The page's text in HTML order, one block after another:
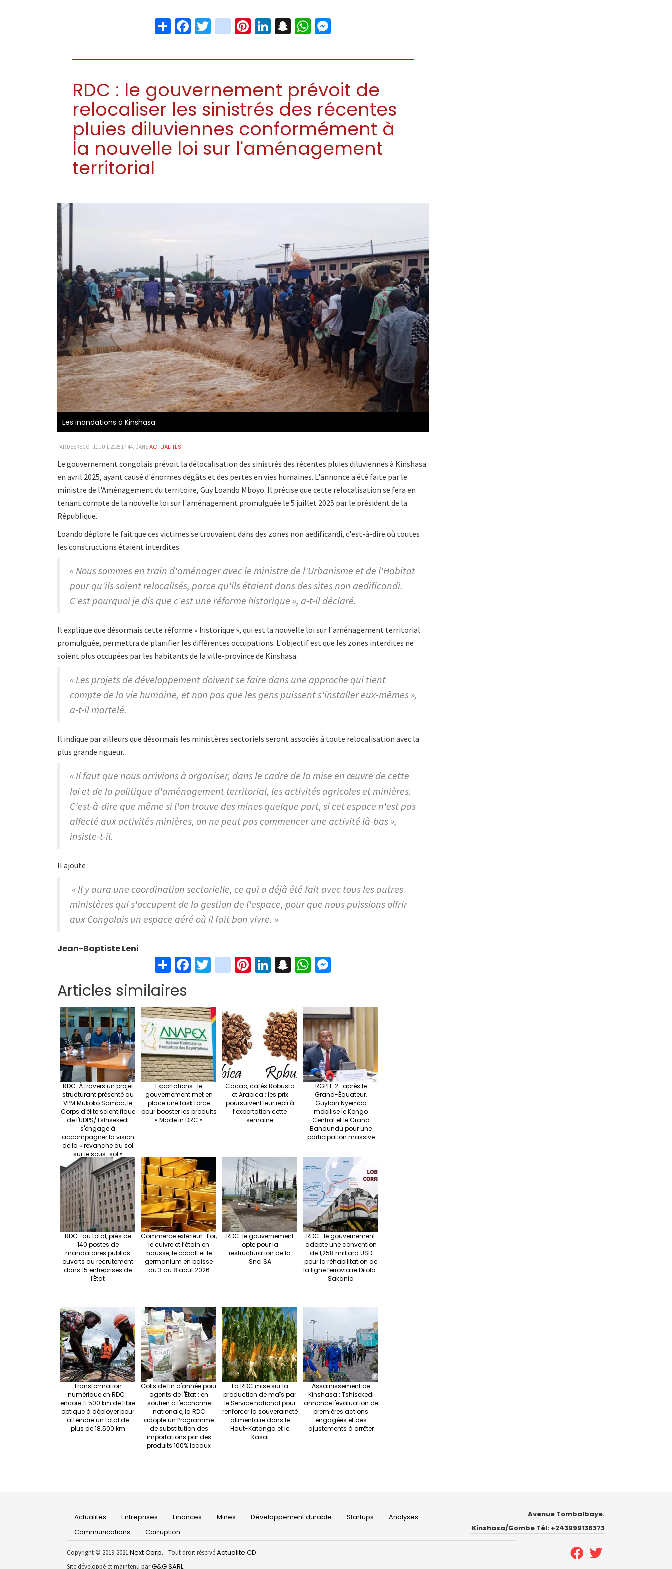
ShareFacebook
Twitter
instagram
Pinterest
LinkedIn
Snapchat
WhatsApp
RDC : le gouvernement prévoit de
relocaliser les sinistrés des récentes
pluies diluviennes conformément à
la nouvelle loi sur l'aménagement
territorial
Les inondations à Kinshasa
PAR DESKECO - 11 JUIL 2025 17:44, DANSACTUALITÉS
Le gouvernement congolais prévoit la délocalisation des sinistrés des récentes pluies diluviennes à Kinshasa
en avril 2025, ayant causé d'énormes dégâts et des pertes en vies humaines. L'annonce a été faite par le
ministre de l'Aménagement du territoire, Guy Loando Mboyo. Il précise que cette relocalisation se fera en
tenant compte de la nouvelle loi sur l'aménagement promulguée le 5 juillet 2025 par le président de la
République.
Loando déplore le fait que ces victimes se trouvaient dans des zones non aedificandi, c'est-à-dire où toutes
les constructions étaient interdites.
« Nous sommes en train d'aménager avec le ministre de l'Urbanisme et de l'Habitat
pour qu'ils soient relocalisés, parce qu'ils étaient dans des sites non aedificandi.
C'est pourquoi je dis que c'est une réforme historique », a-t-il déclaré.
Il explique que désormais cette réforme « historique », qui est la nouvelle loi sur l'aménagement territorial
promulguée, permettra de planifier les différentes occupations. L'objectif est que les zones interdites ne
soient plus occupées par les habitants de la ville-province de Kinshasa.
« Les projets de développement doivent se faire dans une approche qui tient
compte de la vie humaine, et non pas que les gens puissent s'installer eux-mêmes »,
a-t-il martelé.
Il indique par ailleurs que désormais les ministères sectoriels seront associés à toute relocalisation avec la
plus grande rigueur.
« Il faut que nous arrivions à organiser, dans le cadre de la mise en œuvre de cette
loi et de la politique d'aménagement territorial, les activités agricoles et minières.
C'est-à-dire que même si l'on trouve des mines quelque part, si cet espace n'est pas
affecté aux activités minières, on ne peut pas commencer une activité là-bas »,
insiste-t-il.
Il ajoute :
« Il y aura une coordination sectorielle, ce qui a déjà été fait avec tous les autres
ministères qui s'occupent de la gestion de l'espace, pour que nous puissions offrir
aux Congolais un espace aéré où il fait bon vivre. »
Jean-Baptiste Leni
S
h
ar
e
Fa
ce
o
o
k
T
wi
er
in
st
ra
m
Pi
nt
Li
n
dI
n
S
n
pc
h
at
W
h
sA
p
p
n
ge
r
Articles similaires
RDC: À travers un projet
structurant présenté au
VPM Mukoko Samba, le
Corps d'élite scientifique
de l'UDPS/Tshisekedi
s'engage à
accompagner la vision
de la « revanche du sol
sur le sous-sol »
Exportations : le
gouvernement met en
place une task force
pour booster les produits
« Made in DRC »
Cacao, cafés Robusta
et Arabica : les prix
poursuivent leur repli à
l’exportation cette
semaine
RGPH-2 : après le
Grand-Équateur,
Guylain Nyembo
mobilise le Kongo
Central et le Grand
Bandundu pour une
participation massive
RDC : au total, près de
140 postes de
mandataires publics
ouverts au recrutement
dans 15 entreprises de
l'État
Commerce extérieur : l’or,
le cuivre et l’étain en
hausse, le cobalt et le
germanium en baisse
du 3 au 8 août 2026
RDC: le gouvernement
opte pour la
restructuration de la
Snel SA
RDC : le gouvernement
adopte une convention
de 1,258 milliard USD
pour la réhabilitation de
la ligne ferroviaire Dilolo-
Sakania
Transformation
numérique en RDC :
encore 11.500 km de fibre
optique à déployer pour
atteindre un total de
plus de 18.500 km
Colis de fin d'année pour
agents de l'État : en
soutien à l'économie
nationale, la RDC
adopte un Programme
de substitution des
importations par des
produits 100% locaux
La RDC mise sur la
production de maïs par
le Service national pour
renforcer la souveraineté
alimentaire dans le
Haut-Katanga et le
Kasaï
Assainissement de
Kinshasa : Tshisekedi
annonce l'évaluation de
premières actions
engagées et des
ajustements à arrêter
Main
navigation
Actualités Entreprises Finances Mines Développement durable Startups
Analyses
Communications
Corruption
Avenue Tombalbaye.
Kinshasa/Gombe Tél: +243999136373
Copyright © 2019-2021Next Corp. - Tout droit réservéActualite.CD.
Site développé et maintenu parG&G SARL